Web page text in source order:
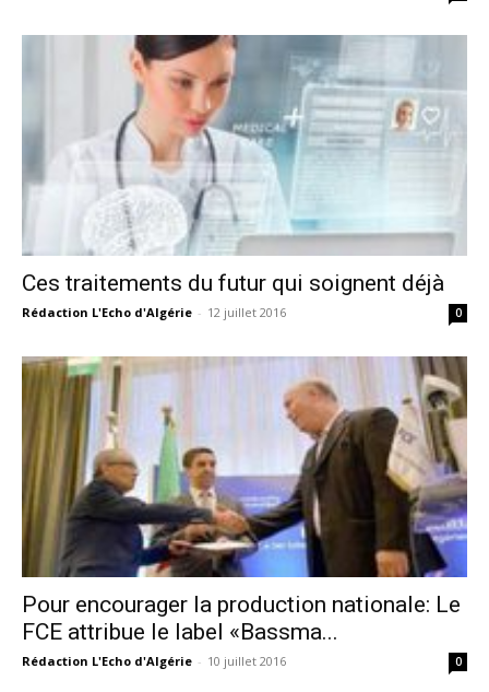
Ces traitements du futur qui soignent déjà
Rédaction L'Echo d'Algérie - 12 juillet 2016 0
Pour encourager la production nationale: Le
FCE attribue le label «Bassma...
Rédaction L'Echo d'Algérie - 10 juillet 2016 0